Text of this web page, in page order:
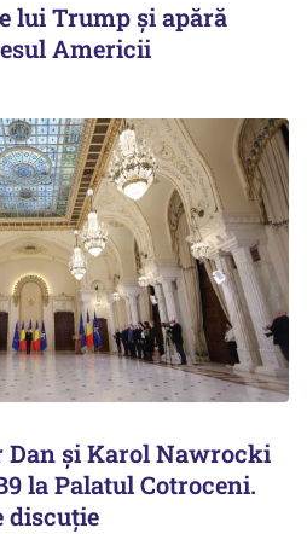
lui Trump și apără
Americii
Dan și Karol Nawrocki
la Palatul Cotroceni.
discuție